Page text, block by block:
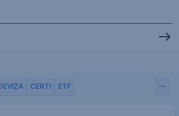
CERTI ETF